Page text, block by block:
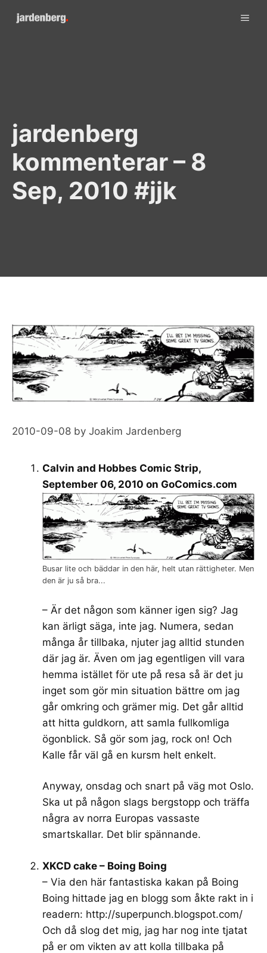
jardenberg
kommenterar – 8
Sep, 2010 #jjk
2010-09-08 by Joakim Jardenberg
Calvin and Hobbes Comic Strip,
September 06, 2010 on GoComics.com
Busar lite och bäddar in den här, helt utan rättigheter. Men
den är ju så bra...
– Är det någon som känner igen sig? Jag
kan ärligt säga, inte jag. Numera, sedan
många år tillbaka, njuter jag alltid stunden
där jag är. Även om jag egentligen vill vara
hemma istället för ute på resa så är det ju
inget som gör min situation bättre om jag
går omkring och grämer mig. Det går alltid
att hitta guldkorn, att samla fullkomliga
ögonblick. Så gör som jag, rock on! Och
Kalle får väl gå en kursm helt enkelt.
Anyway, onsdag och snart på väg mot Oslo.
Ska ut på någon slags bergstopp och träffa
några av norra Europas vassaste
smartskallar. Det blir spännande.
XKCD cake – Boing Boing
– Via den här fantastiska kakan på Boing
Boing hittade jag en blogg som åkte rakt in i
readern: http://superpunch.blogspot.com/
Och då slog det mig, jag har nog inte tjatat
på er om vikten av att kolla tillbaka på